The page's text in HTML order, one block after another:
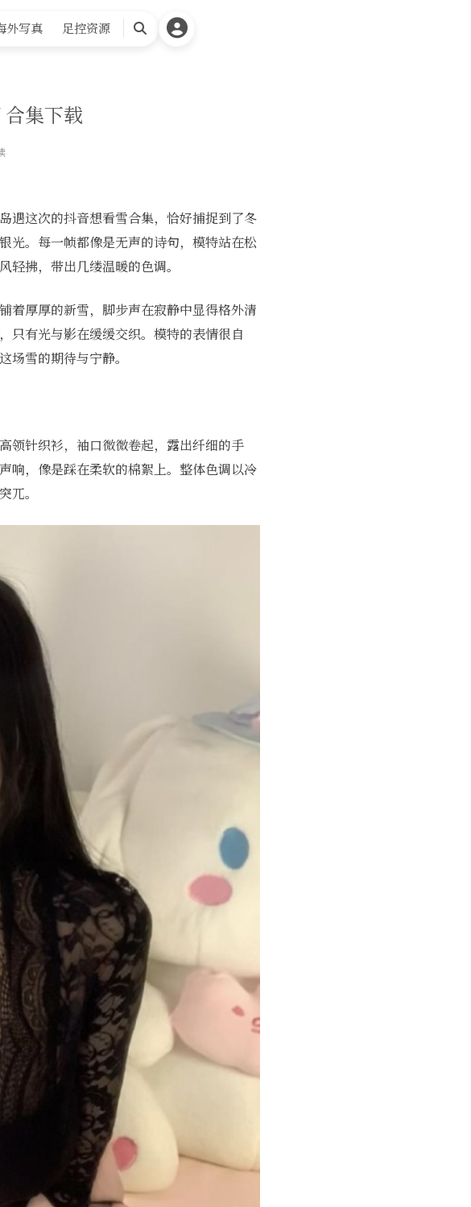
外写真 足控资源
搜
合集下载
遇这次的抖音想看雪合集，恰好捕捉到了冬
。每一帧都像是无声的诗句，模特站在松
拂，带出几缕温暖的色调。
着厚厚的新雪，脚步声在寂静中显得格外清
只有光与影在缓缓交织。模特的表情很自
雪的期待与宁静。
领针织衫，袖口微微卷起，露出纤细的手
响，像是踩在柔软的棉絮上。整体色调以冷
兀。